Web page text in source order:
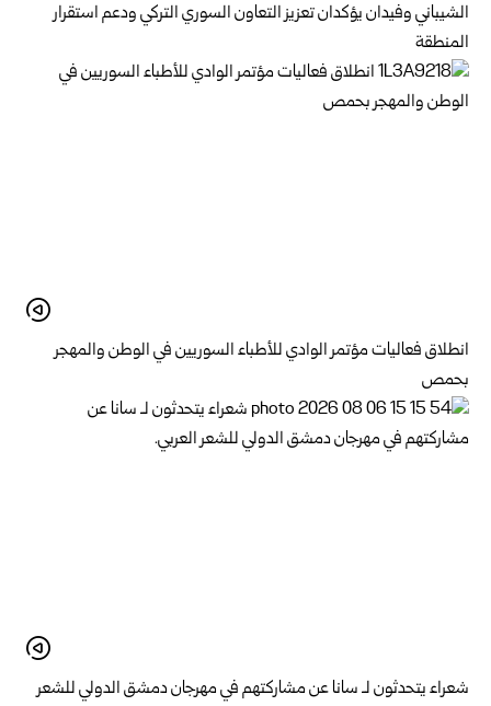
الشيباني وفيدان يؤكدان تعزيز التعاون السوري التركي ودعم استقرار
المنطقة
انطلاق فعاليات مؤتمر الوادي للأطباء السوريين في الوطن والمهجر
بحمص
شعراء يتحدثون لـ سانا عن مشاركتهم في مهرجان دمشق الدولي للشعر